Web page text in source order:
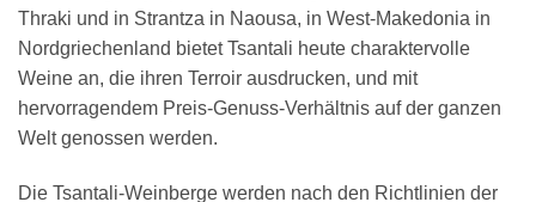
Thraki und in Strantza in Naousa, in West-Makedonia in
Nordgriechenland bietet Tsantali heute charaktervolle
Weine an, die ihren Terroir ausdrucken, und mit
hervorragendem Preis-Genuss-Verhältnis auf der ganzen
Welt genossen werden.
Die Tsantali-Weinberge werden nach den Richtlinien der